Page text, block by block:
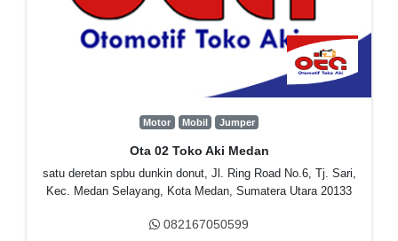
Motor Mobil Jumper
Ota 02 Toko Aki Medan
satu deretan spbu dunkin donut, Jl. Ring Road No.6, Tj. Sari,
Kec. Medan Selayang, Kota Medan, Sumatera Utara 20133
082167050599